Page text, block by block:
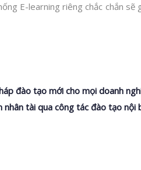
E-learning riêng chắc chắn
đào tạo mới cho mọi doanh
nhân tài qua công tác đào tạo nội